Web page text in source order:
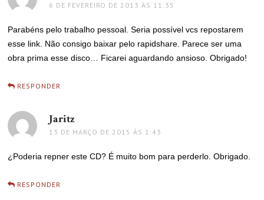
6 DE FEVEREIRO DE 2013 ÀS 11:35
Parabéns pelo trabalho pessoal. Seria possível vcs repostarem
esse link. Não consigo baixar pelo rapidshare. Parece ser uma
obra prima esse disco… Ficarei aguardando ansioso. Obrigado!
RESPONDER
Jaritz
13 DE MARÇO DE 2015 ÀS 1:43
¿Poderia repner este CD? É muito bom para perderlo. Obrigado.
RESPONDER